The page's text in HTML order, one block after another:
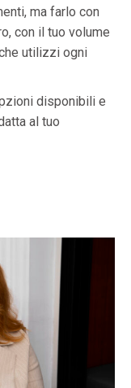
ma farlo con
con il tuo volume
utilizzi ogni
disponibili e
al tuo